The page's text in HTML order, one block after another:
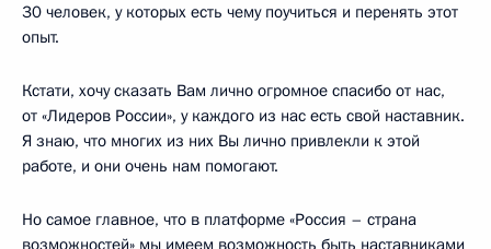
30 человек, у которых есть чему поучиться и перенять этот
опыт.
Кстати, хочу сказать Вам лично огромное спасибо от нас,
от «Лидеров России», у каждого из нас есть свой наставник.
Я знаю, что многих из них Вы лично привлекли к этой
работе, и они очень нам помогают.
Но самое главное, что в платформе «Россия – страна